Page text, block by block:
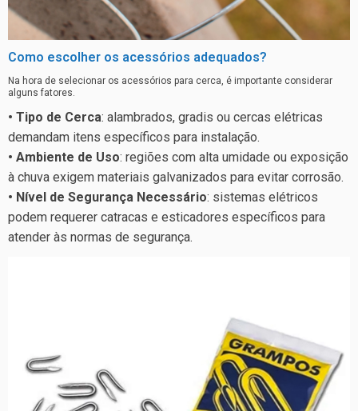
Como escolher os acessórios adequados?
Na hora de selecionar os acessórios para cerca, é importante considerar
alguns fatores.
• Tipo de Cerca: alambrados, gradis ou cercas elétricas
demandam itens específicos para instalação.
• Ambiente de Uso: regiões com alta umidade ou exposição
à chuva exigem materiais galvanizados para evitar corrosão.
• Nível de Segurança Necessário: sistemas elétricos
podem requerer catracas e esticadores específicos para
atender às normas de segurança.